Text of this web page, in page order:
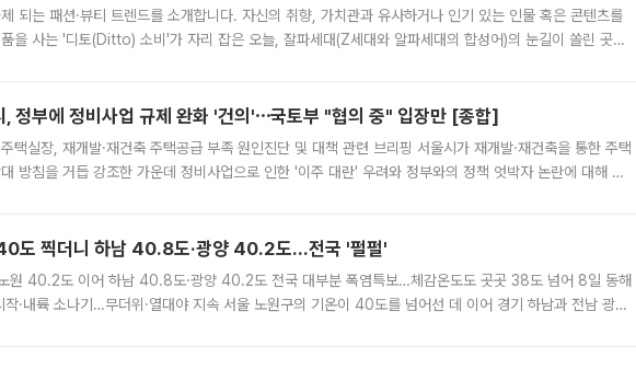
되는 패션·뷰티 트렌드를 소개합니다. 자신의 취향, 가치관과 유사하거나 인기 있는 인물 혹은 콘텐츠를
을 사는 '디토(Ditto) 소비'가 자리 잡은 오늘, 잘파세대(Z세대와 알파세대의 합성어)의 눈길이 쏠린 곳은
, 정부에 정비사업 규제 완화 '건의'⋯국토부 "협의 중" 입장만 [종합]
택실장, 재개발·재건축 주택공급 부족 원인진단 및 대책 관련 브리핑 서울시가 재개발·재건축을 통한 주택
방침을 거듭 강조한 가운데 정비사업으로 인한 '이주 대란' 우려와 정부와의 정책 엇박자 논란에 대해 정
도 찍더니 하남 40.8도·광양 40.2도…전국 '펄펄'
원 40.2도 이어 하남 40.8도·광양 40.2도 전국 대부분 폭염특보…체감온도도 곳곳 38도 넘어 8일 동해
작·내륙 소나기…무더위·열대야 지속 서울 노원구의 기온이 40도를 넘어선 데 이어 경기 하남과 전남 광양